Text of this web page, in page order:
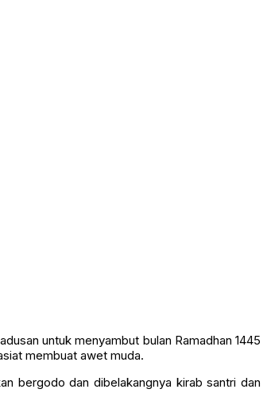
untuk menyambut bulan Ramadhan 1445
membuat awet muda.
bergodo dan dibelakangnya kirab santri dan